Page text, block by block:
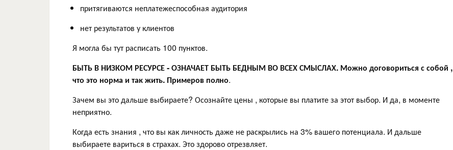
притягиваются неплатежеспособная аудитория
нет результатов у клиентов
Я могла бы тут расписать 100 пунктов.
БЫТЬ В НИЗКОМ РЕСУРСЕ - ОЗНАЧАЕТ БЫТЬ БЕДНЫМ ВО ВСЕХ СМЫСЛАХ. Можно договориться с собой ,
что это норма и так жить. Примеров полно.
Зачем вы это дальше выбираете? Осознайте цены , которые вы платите за этот выбор. И да, в моменте
неприятно.
Когда есть знания , что вы как личность даже не раскрылись на 3% вашего потенциала. И дальше
выбираете вариться в страхах. Это здорово отрезвляет.